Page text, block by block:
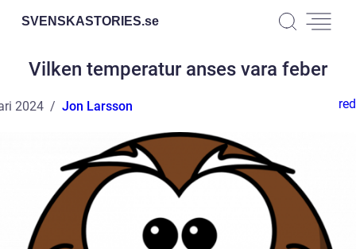
SVENSKASTORIES.se
Vilken temperatur anses vara feber
2024 Jon Larsson